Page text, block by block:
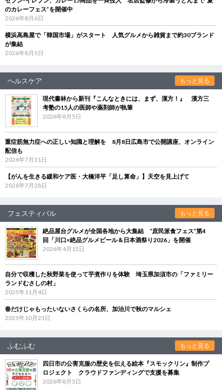
のカレーフェス”を開催中
2026年8月6日
横浜高島屋で「韓国市場」がスタート 人気グルメから雑貨まで約30ブランド
が集結
2026年8月5日
ヘルスケア もっと見る
現代書林から新刊『こんなときには、まず、漢方！』 漢方三
考塾の15人の医師や薬剤師が執筆
2026年8月5日
重症筋無力症への正しい知識と理解を 8月8日広島市で公開講座、オンライン
配信も
2026年7月31日
【がんを生きる緩和ケア医・大橋洋平「足し算命」】天空を見上げて
2026年7月28日
フェスティバル もっと見る
絶品屋台グルメが全国各地から大集結 “庶民派食フェス”第4
回「川口×絶品グルメビール＆日本酒祭り2026」を開催
2026年4月15日
自分で収穫した秋野菜を使って芋煮作りを体験 埼玉県加須市の「ファミリー
ランドむさしの村」
2025年11月4日
春だけじゃもったいないさくらの名所、加治川で秋のマルシェ
2025年10月23日
ふむふむ もっと見る
四日市の公害克服の歴史を伝える絵本『スモックリン』制作プ
ロジェクト クラウドファンディングで支援を募集
2026年8月5日